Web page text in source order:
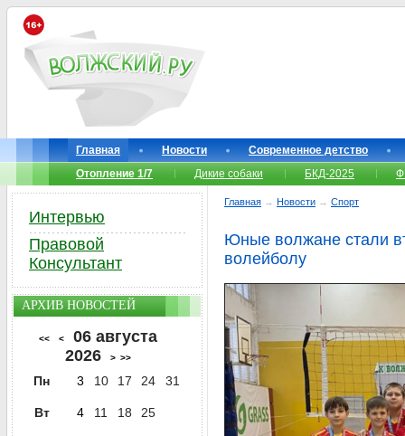
Главная Новости
Современное детство
Отопление 1/7
Дикие собаки БКД-2025
Главная → Новости → Спорт
Юные волжане стали
волейболу
Интервью
Правовой
Консультант
АРХИВ НОВОСТЕЙ
<< <
06 августа
2026
> >>
Пн 3 10 17 24 31
Вт 4 11 18 25